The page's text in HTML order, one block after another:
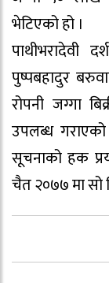
भेटिएको हो ।
पाथीभरादेवी
पुष्पबहादुर
रोपनी जग्गा
उपलब्ध
सूचनाको हक
चैत २०७७ मा सो